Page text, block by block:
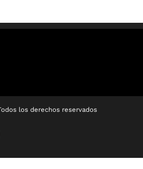
los derechos reservados